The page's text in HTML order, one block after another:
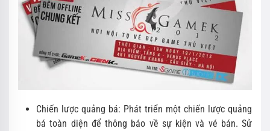
Chiến lược quảng bá: Phát triển một chiến lược quảng
bá toàn diện để thông báo về sự kiện và vé bán. Sử